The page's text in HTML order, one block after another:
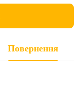
Повернення